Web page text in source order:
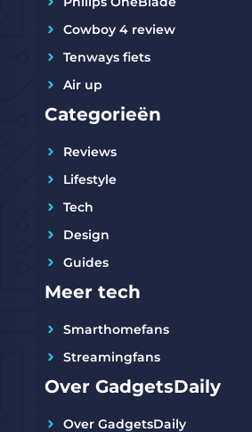
Cowboy 4 review
Tenways fiets
Air up
Categorieën
Reviews
Lifestyle
Tech
Design
Guides
Meer tech
Smarthomefans
Streamingfans
Over GadgetsDaily
Over GadgetsDaily